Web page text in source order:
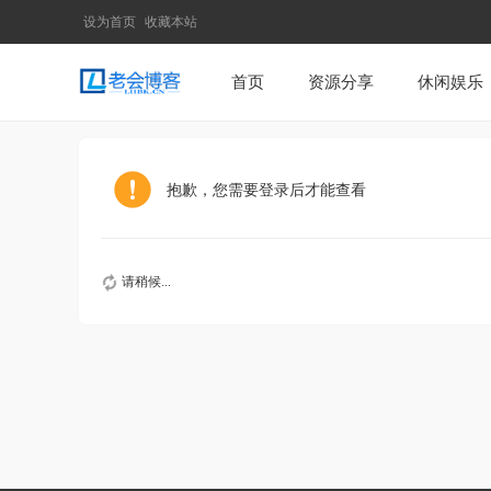
设为首页 收藏本站
首页 资源分享 休闲娱乐
抱歉，您需要登录后才能查看
请稍候...